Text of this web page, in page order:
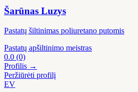
Šarūnas Luzys
Pastatų šiltinimas poliuretano putomis
Pastatų apšiltinimo meistras
0.0 (0)
Profilis →
Peržiūrėti profilį
EV